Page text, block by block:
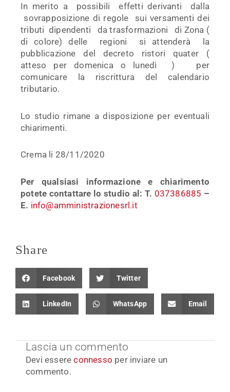
In merito a possibili effetti derivanti dalla
sovrapposizione di regole sui versamenti dei
tributi dipendenti da trasformazioni di Zona (
di colore) delle regioni si attenderà la
pubblicazione del decreto ristori quater (
atteso per domenica o lunedì ) per
comunicare la riscrittura del calendario
tributario.
Lo studio rimane a disposizione per eventuali
chiarimenti.
Crema li 28/11/2020
Per qualsiasi informazione e chiarimento
potete contattare lo studio al: T. 037386885 –
E. info@amministrazionesrl.it
Share
Facebook Twitter
LinkedIn WhatsApp Email
Lascia un commento
Devi essereconnesso per inviare un
commento.